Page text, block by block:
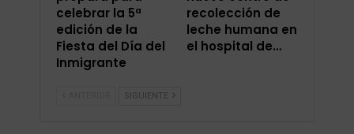
celebrar la 5ª
edición de la
Fiesta del Día del
Inmigrante
recolección de
leche humana en
el hospital de…
SIGUIENTE